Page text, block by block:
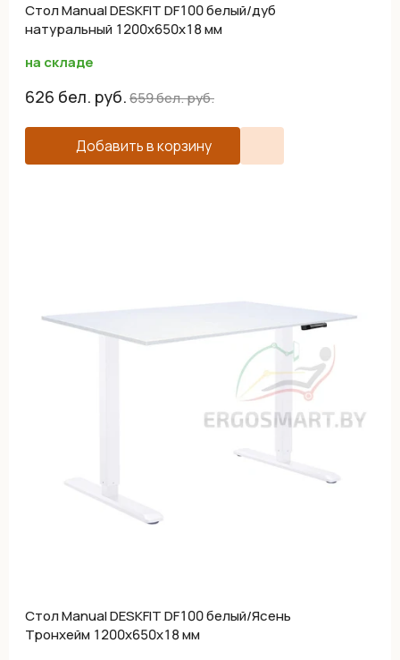
Cтол Manual DESKFIT DF100 белый/дуб
натуральный 1200х650х18 мм
на складе
626 бел. руб.659бел. руб.
Добавить в корзину
Cтол Manual DESKFIT DF100 белый/Ясень
Тронхейм 1200х650х18 мм